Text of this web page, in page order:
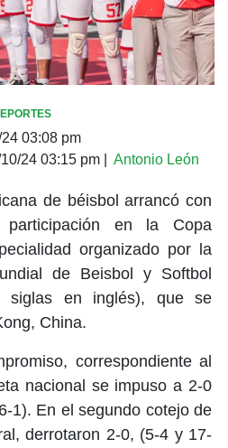
03:08 pm
24 03:15 pm Antonio León
de béisbol arrancó con
en la Copa
organizado por la
de Beisbol y Softbol
siglas en inglés), que se
China.
correspondiente al
nacional se impuso a 2-0
1). En el segundo cotejo de
derrotaron 2-0, (5-4 y 17-